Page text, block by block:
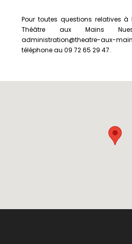
Pour toutes questions relatives
Théâtre aux Mains
administration@theatre-
téléphone au 09 72 65 29 47.